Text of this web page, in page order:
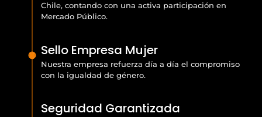
Chile, contando con una activa participación en
Mercado Público.
Sello Empresa Mujer
Nuestra empresa refuerza día a día el compromiso
con la igualdad de género.
Seguridad Garantizada